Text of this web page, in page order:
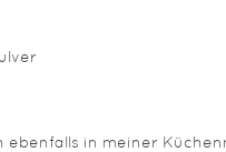
ebenfalls in meiner